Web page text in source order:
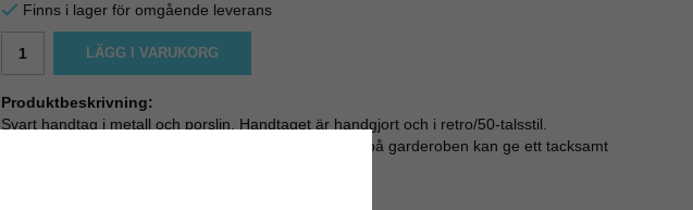
Finns i lager för omgående leverans
LÄGG I VARUKORG
Produktbeskrivning:
Svart handtag i metall och porslin. Handtaget är handgjort och i retro/50-talsstil.
Att byta handtag på byrån, skåpluckorna i köket eller på garderoben kan ge ett tacksamt